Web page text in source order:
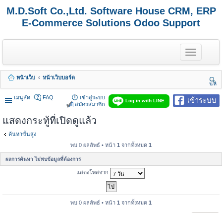
M.D.Soft Co.,Ltd. Software House CRM, ERP
E-Commerce Solutions Odoo Support
T
o
g
e
n
a
n
หน้าเว็บ
หน้าเว็บบอร์ด
นห
า
เมนูลัด
เข้าระบบ
Log in with LINE
FAQ
เข้าสู่ระบบ
สมัครสมาชิก
แสดงกระทู้ที่เปิดดูแล้ว
ค้นหาขั้นสูง
พบ 0 ผลลัพธ์ • หน้า 1 จากทั้งหมด 1
ผลการค้นหา ไม่พบข้อมูลที่ต้องการ
แสดงโพสจาก
พบ 0 ผลลัพธ์ • หน้า 1 จากทั้งหมด 1